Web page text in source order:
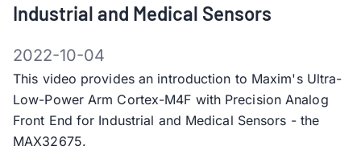
Industrial and Medical Sensors
2022-10-04
This video provides an introduction to Maxim's Ultra-
Low-Power Arm Cortex-M4F with Precision Analog
Front End for Industrial and Medical Sensors - the
MAX32675.